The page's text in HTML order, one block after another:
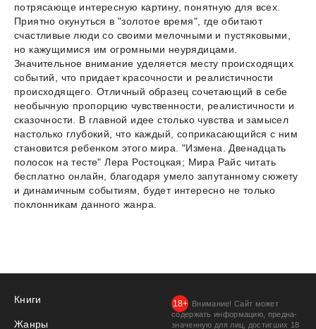
потрясающе интересную картину, понятную для всех.
Приятно окунуться в "золотое время", где обитают
счастливые люди со своими мелочными и пустяковыми,
но кажущимися им огромными неурядицами.
Значительное внимание уделяется месту происходящих
событий, что придает красочности и реалистичности
происходящего. Отличный образец сочетающий в себе
необычную пропорцию чувственности, реалистичности и
сказочности. В главной идее столько чувства и замысел
настолько глубокий, что каждый, соприкасающийся с ним
становится ребенком этого мира. "Измена. Двенадцать
полосок на тесте" Лера Ростоцкая; Мира Райс читать
бесплатно онлайн, благодаря умело запутанному сюжету
и динамичным событиям, будет интересно не только
поклонникам данного жанра.
Книги
Жанры
Внимание! Сайт может
содержать информацию, предна­
значенную для лиц, дости­гших 18